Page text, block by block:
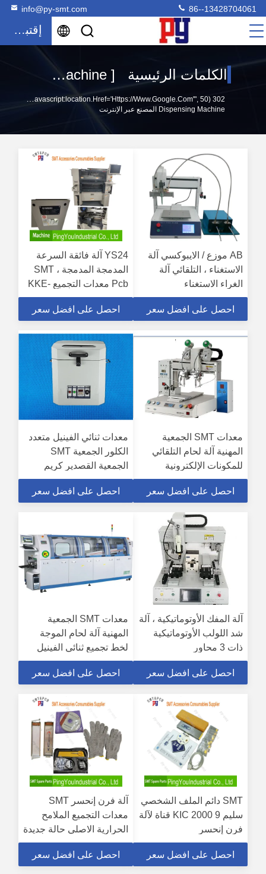
info@py-smt.com 86--13428704061
إقتباس
الكلمات الرئيسية [ epoxy dispensing machine ] تطابق 28 المنتجات
Dispensing Machine المصنع عبر الإنترنت
AB موزع / الايبوكسي آلة
الاستغناء ، التلقائي آلة
الغراء الاستغناء
احصل على افضل سعر
YS24 آلة فائقة السرعة
المدمجة المدمجة ، SMT
Pcb معدات التجميع KKE-
000
احصل على افضل سعر
معدات SMT الجمعية
المهنية آلة لحام التلقائي
للمكونات الإلكترونية
احصل على افضل سعر
معدات ثنائي الفينيل متعدد
الكلور الجمعية SMT
الجمعية القصدير كريم
خلاط / اللحيم لصق آلة
خلاط
احصل على افضل سعر
آلة المفك الأوتوماتيكية ، آلة
شد اللولب الأوتوماتيكية
ذات 3 محاور
احصل على افضل سعر
معدات SMT الجمعية
المهنية آلة لحام الموجة
لخط تجميع ثنائي الفينيل
متعدد الكلور 350
احصل على افضل سعر
SMT دائم الملف الشخصي
سليم KIC 2000 9 قناة لآلة
فرن إنحسر
احصل على افضل سعر
آلة فرن إنحسر SMT
معدات التجميع الملامح
الحرارية الاصلي حالة جديدة
احصل على افضل سعر